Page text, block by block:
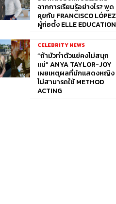
จากการเรียนรู้อย่างไร? พูด
คุยกับ FRANCISCO LÓPEZ
ผู้ก่อตั้ง ELLE EDUCATION
CELEBRITY NEWS
“ถ้ามัวทำตัวแย่คงไม่สนุก
แน่” ANYA TAYLOR-JOY
เผยเหตุผลที่นักแสดงหญิง
ไม่สามารถใช้ METHOD
ACTING